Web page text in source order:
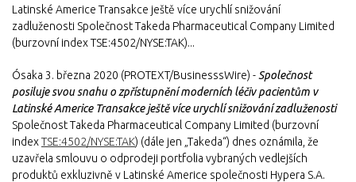
Latinské Americe Transakce ještě více urychlí snižování
zadluženosti Společnost Takeda Pharmaceutical Company Limited
(burzovní index TSE:4502/NYSE:TAK)...
Ósaka 3. března 2020 (PROTEXT/BusinesssWire) - Společnost
posiluje svou snahu o zpřístupnění moderních léčiv pacientům v
Latinské Americe Transakce ještě více urychlí snižování zadluženosti
Společnost Takeda Pharmaceutical Company Limited (burzovní
indexTSE:4502/NYSE:TAK) (dále jen „Takeda“) dnes oznámila, že
uzavřela smlouvu o odprodeji portfolia vybraných vedlejších
produktů exkluzivně v Latinské Americe společnosti Hypera S.A.